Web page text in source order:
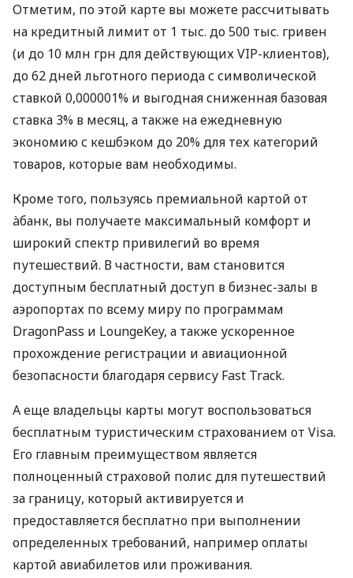
Отметим, по этой карте вы можете рассчитывать
на кредитный лимит от 1 тыс. до 500 тыс. гривен
(и до 10 млн грн для действующих VIP-клиентов),
до 62 дней льготного периода с символической
ставкой 0,000001% и выгодная сниженная базовая
ставка 3% в месяц, а также на ежедневную
экономию с кешбэком до 20% для тех категорий
товаров, которые вам необходимы.
Кроме того, пользуясь премиальной картой от
àбанк, вы получаете максимальный комфорт и
широкий спектр привилегий во время
путешествий. В частности, вам становится
доступным бесплатный доступ в бизнес-залы в
аэропортах по всему миру по программам
DragonPass и LoungeKey, а также ускоренное
прохождение регистрации и авиационной
безопасности благодаря сервису Fast Track.
А еще владельцы карты могут воспользоваться
бесплатным туристическим страхованием от Visa.
Его главным преимуществом является
полноценный страховой полис для путешествий
за границу, который активируется и
предоставляется бесплатно при выполнении
определенных требований, например оплаты
картой авиабилетов или проживания.